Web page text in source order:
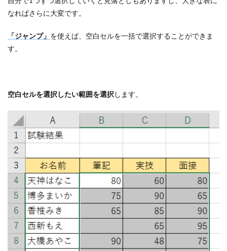
なればさらに大変です。
「ジャンプ」 を使えば、空白セルを一括で選択することができま
す。
空白セルを選択したい範囲を選択 します。